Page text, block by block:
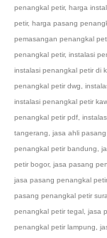
penangkal petir, harga
petir, harga pasang
pemasangan penangkal
penangkal petir, instalasi
instalasi penangkal petir di
penangkal petir dwg
instalasi penangkal petir
penangkal petir pdf
tangerang
jasa ahli
penangkal petir bandung
petir bogor, jasa pasang
jasa pasang penangkal
pasang penangkal petir
penangkal petir tegal jasa
penangkal petir lampung